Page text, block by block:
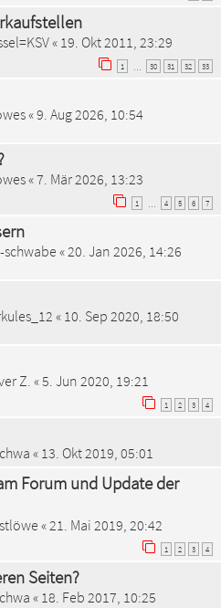
« 19. Okt 2011, 23:29
1 30 31 32 33
«9. Aug 2026, 10:54
«7. Mär 2026, 13:23
1 4 5 6 7
schwabe «20. Jan 2026, 14:26
« 10. Sep 2020, 18:50
Z. «5. Jun 2020, 19:21
1 2 3 4
« 13. Okt 2019, 05:01
Forum und Update der
«21. Mai 2019, 20:42
1 2 3 4
Seiten?
« 18. Feb 2017, 10:25